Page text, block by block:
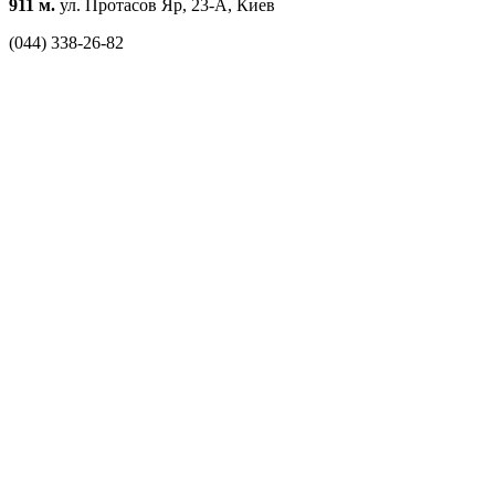
911 м. ул. Протасов Яр, 23-А, Киев
(044) 338-26-82